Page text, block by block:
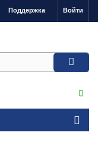
Войти
Поддержка